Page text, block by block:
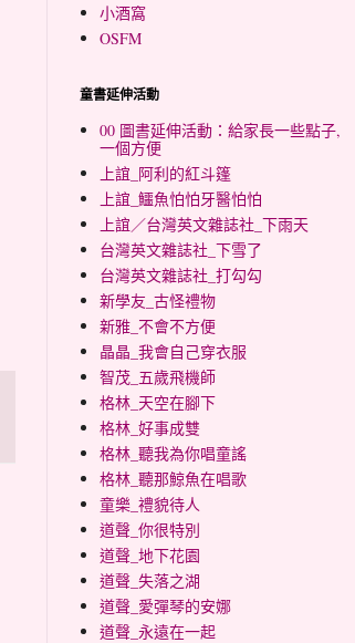
小酒窩
OSFM
童書延伸活動
00 圖書延伸活動：給家長一些點子,
一個方便
上誼_阿利的紅斗篷
上誼_鱷魚怕怕牙醫怕怕
上誼／台灣英文雜誌社_下雨天
台灣英文雜誌社_下雪了
台灣英文雜誌社_打勾勾
新學友_古怪禮物
新雅_不會不方便
晶晶_我會自己穿衣服
智茂_五歲飛機師
格林_天空在腳下
格林_好事成雙
格林_聽我為你唱童謠
格林_聽那鯨魚在唱歌
童樂_禮貌待人
道聲_你很特別
道聲_地下花園
道聲_失落之湖
道聲_愛彈琴的安娜
道聲_永遠在一起